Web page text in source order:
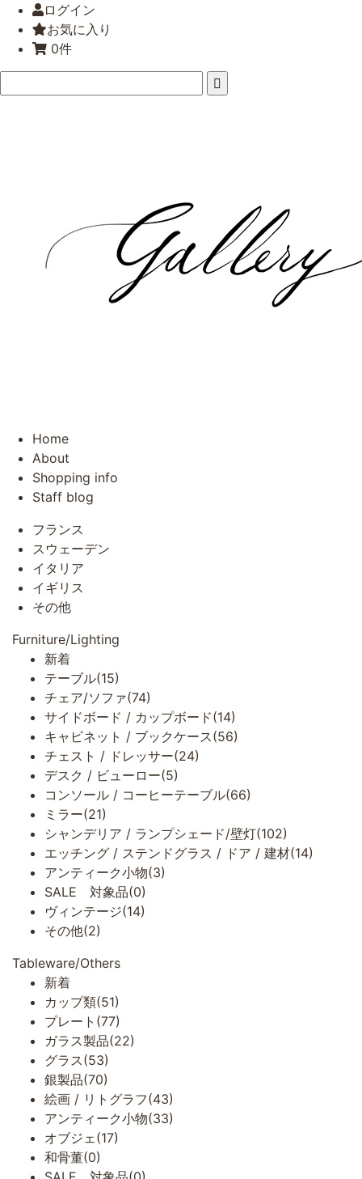
ログイン
お気に入り
0件
Home
About
Shopping info
Staff blog
フランス
スウェーデン
イタリア
イギリス
その他
Furniture/Lighting
新着
テーブル(15)
チェア/ソファ(74)
サイドボード / カップボード(14)
キャビネット / ブックケース(56)
チェスト / ドレッサー(24)
デスク / ビューロー(5)
コンソール / コーヒーテーブル(66)
ミラー(21)
シャンデリア / ランプシェード/壁灯(102)
エッチング / ステンドグラス / ドア / 建材(14)
アンティーク小物(3)
SALE 対象品(0)
ヴィンテージ(14)
その他(2)
Tableware/Others
新着
カップ類(51)
プレート(77)
ガラス製品(22)
グラス(53)
銀製品(70)
絵画 / リトグラフ(43)
アンティーク小物(33)
オブジェ(17)
和骨董(0)